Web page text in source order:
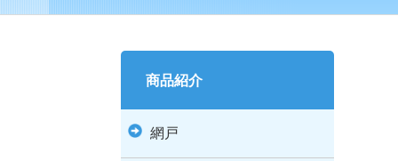
商品紹介
網戸